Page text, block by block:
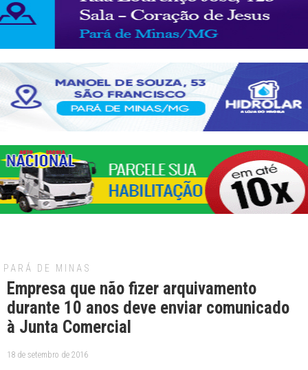
PARÁ DE MINAS
Empresa que não fizer arquivamento
durante 10 anos deve enviar comunicado
à Junta Comercial
18 de setembro de 2016